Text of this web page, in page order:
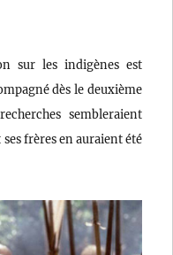
sur les indigènes est
dès le deuxième
sembleraient
frères en auraient été